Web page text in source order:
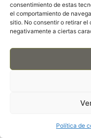
consentimiento de estas
el comportamiento de
sitio. No consentir o retirar
negativamente a ciertas
Política de